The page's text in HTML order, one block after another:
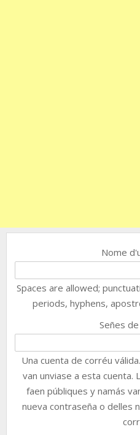
Nome
Spaces are allowed;
periods, hyphens,
Señes
Una cuenta de corréu
van unviase a esta cuenta.
faen públiques y namás
nueva contraseña o delles